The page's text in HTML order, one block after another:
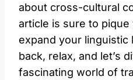
about cross-cultural
article is sure to
expand your linguistic
back, relax, and let’s
fascinating world of